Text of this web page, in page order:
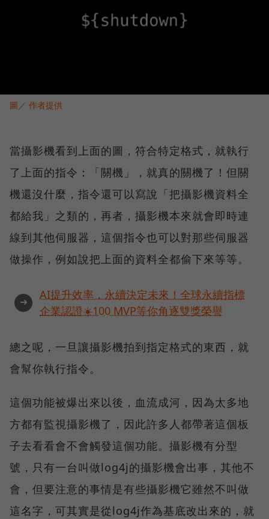
圖／ 作者提供
當攝影機看到上面的圖，符合特定格式，就執行
了上面的指令：「關機」，就真的關機了！但關
機還沒什麼，指令還可以寫說「把攝影機資料全
都給我」之類的，再者，攝影機本來就會即時連
線到其他伺服器，這個指令也可以對那些伺服器
做操作，例如說把上面的資料全都偷下來等等。
➜
AI提升效率，永續決定未來！全球永續指標
企業認證☀️100 MVP等你角逐雙獎榮譽
總之呢，一旦讓攝影機拍到指定格式的東西，就
會幫你執行指令。
這個功能被爆出來以後，血流成河，因為太多地
方都有監視攝影機了，因此許多人都帶著這個板
子去看看會不會觸發這個功能。攝影機有分型
號，只有一台叫做log4j的攝影機會出事，其他不
會，但要注意的事情是有些攝影機它雖然不叫做
這名字，可其實是從log4j作為基底改出來的，就